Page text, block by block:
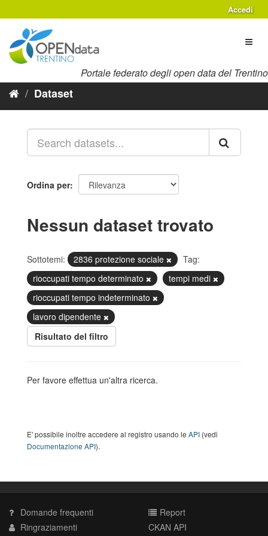
al
contenuto
Accedi
Portale federato degli open data del Trentino
Dataset
Ordina per
Nessun dataset trovato
Sottotemi: 2836 protezione sociale
Tag:
rioccupati tempo determinato
tempi medi
rioccupati tempo indeterminato
lavoro dipendente
Risultato del filtro
Per favore effettua un'altra ricerca.
E' possibile inoltre accedere al registro usando le API (vedi
Documentazione API).
Domande frequenti
Ringraziamenti
Report
CKAN API